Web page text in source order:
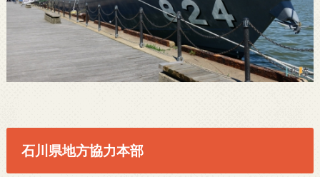
石川県地方協力本部